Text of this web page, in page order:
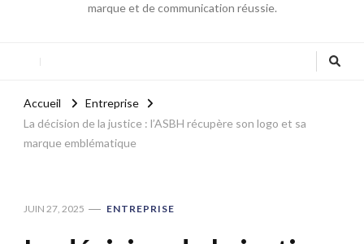
marque et de communication réussie.
Accueil
Entreprise
La décision de la justice : l’ASBH récupère son logo et sa
marque emblématique
JUIN 27, 2025 ENTREPRISE